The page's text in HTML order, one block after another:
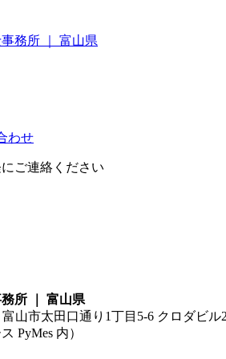
わせ
ご連絡ください
所 ｜ 富山県
富山市太田口通り1丁目5-6 クロダビル
PyMes 内）